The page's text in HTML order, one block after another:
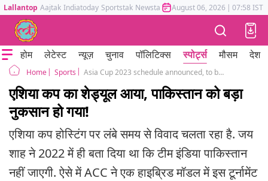
Lallantop Aajtak Indiatoday Sportstak Newstak Mumbai Tak Astrotak
August 06, 2026 | 07:58 IST
होम लेटेस्ट न्यूज़ चुनाव पॉलिटिक्स स्पोर्ट्स मौसम देश
Home Sports Asia Cup 2023 schedule announced, to be played in two countries
एशिया कप का शेड्यूल आया, पाकिस्तान को बड़ा
नुकसान हो गया!
एशिया कप होस्टिंग पर लंबे समय से विवाद चलता रहा है. जय
शाह ने 2022 में ही बता दिया था कि टीम इंडिया पाकिस्तान
नहीं जाएगी. ऐसे में ACC ने एक हाइब्रिड मॉडल में इस टूर्नामेंट